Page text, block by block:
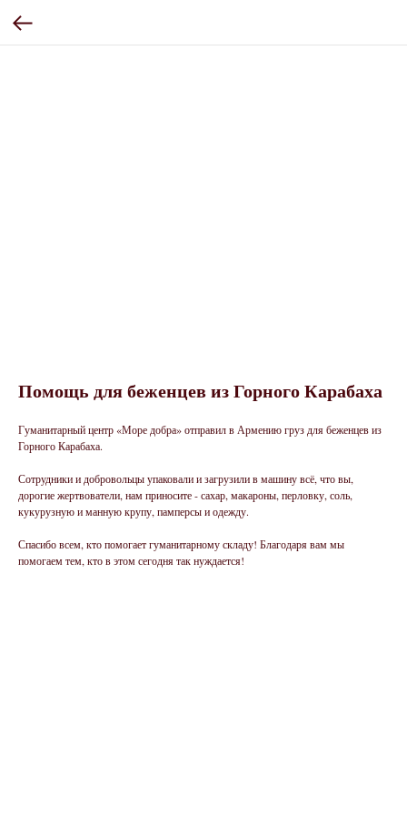
Помощь для беженцев из Горного Карабаха
Гуманитарный центр «Море добра» отправил в Армению груз для беженцев из
Горного Карабаха.
Сотрудники и добровольцы упаковали и загрузили в машину всё, что вы,
дорогие жертвователи, нам приносите - сахар, макароны, перловку, соль,
кукурузную и манную крупу, памперсы и одежду.
Спасибо всем, кто помогает гуманитарному складу! Благодаря вам мы
помогаем тем, кто в этом сегодня так нуждается!